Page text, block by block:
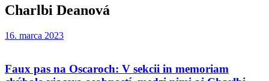
Charlbi Deanová
16. marca 2023
Faux pas na Oscaroch: V sekcii in memoriam